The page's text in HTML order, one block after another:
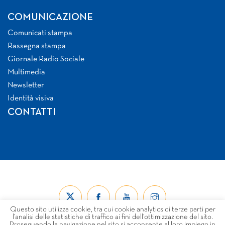
COMUNICAZIONE
Comunicati stampa
Rassegna stampa
Giornale Radio Sociale
Multimedia
Newsletter
Identità visiva
CONTATTI
Questo sito utilizza cookie, tra cui cookie analytics di terze parti per
l’analisi delle statistiche di traffico ai fini dell’ottimizzazione del sito.